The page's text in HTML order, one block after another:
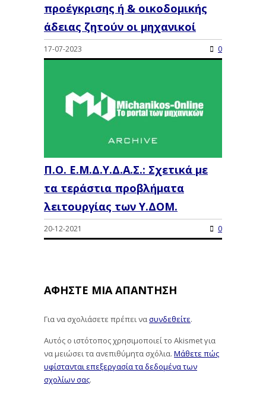
προέγκρισης ή & οικοδομικής
άδειας ζητούν οι μηχανικοί
17-07-2023 0
Π.Ο. Ε.Μ.Δ.Υ.Δ.Α.Σ.: Σχετικά με
τα τεράστια προβλήματα
λειτουργίας των Υ.ΔΟΜ.
20-12-2021 0
ΑΦΉΣΤΕ ΜΙΑ ΑΠΆΝΤΗΣΗ
Για να σχολιάσετε πρέπει νασυνδεθείτε
Αυτός ο ιστότοπος χρησιμοποιεί το Akismet για
να μειώσει τα ανεπιθύμητα σχόλια. Μάθετε πώς
υφίστανται επεξεργασία τα δεδομένα των
σχολίων σας.